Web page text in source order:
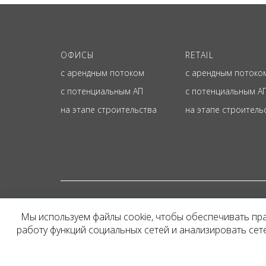
ОФИСЫ
с арендным потоком
с потенциальным АП
на этапе строительства
RETAIL
с арендным
с потенциальным
на этапе
Представленная на
и не является
Мы используем файлы cookie, чтобы обеспечивать
работу функций социальных сетей и анализировать